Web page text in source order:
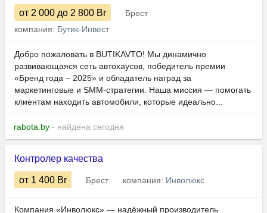
от 2 000 до 2 800 Br
Брест
компания: Бутик-Инвест
Добро пожаловать в BUTIKAVTO! Мы динамично
развивающаяся сеть автохаусов, победитель премии
«Бренд года – 2025» и обладатель наград за
маркетинговые и SMM-стратегии. Наша миссия — помогать
клиентам находить автомобили, которые идеально...
rabota.by - найдена сегодня
Контролер качества
от 1 400 Br Брест компания: Инволюкс
Компания «Инволюкс» — надёжный производитель